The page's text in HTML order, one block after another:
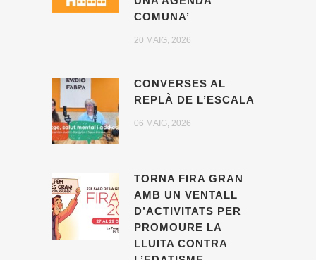
COMUNA’
20 MAIG, 2026
CONVERSES AL
REPLÀ DE L’ESCALA
06 MAIG, 2026
TORNA FIRA GRAN
AMB UN VENTALL
D’ACTIVITATS PER
PROMOURE LA
LLUITA CONTRA